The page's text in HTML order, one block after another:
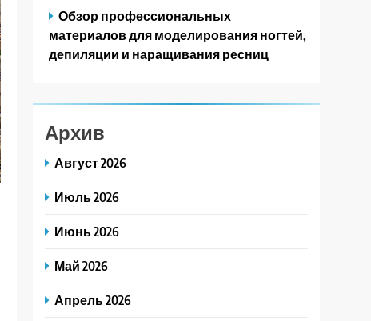
Обзор профессиональных
материалов для моделирования ногтей,
депиляции и наращивания ресниц
Архив
Август 2026
Июль 2026
Июнь 2026
Май 2026
Апрель 2026